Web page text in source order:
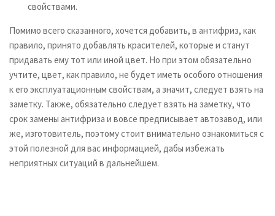
свойствами.
Помимо всего сказанного, хочется добавить, в антифриз, как
правило, принято добавлять красителей, которые и станут
придавать ему тот или иной цвет. Но при этом обязательно
учтите, цвет, как правило, не будет иметь особого отношения
к его эксплуатационным свойствам, а значит, следует взять на
заметку. Также, обязательно следует взять на заметку, что
срок замены антифриза и вовсе предписывает автозавод, или
же, изготовитель, поэтому стоит внимательно ознакомиться с
этой полезной для вас информацией, дабы избежать
неприятных ситуаций в дальнейшем.